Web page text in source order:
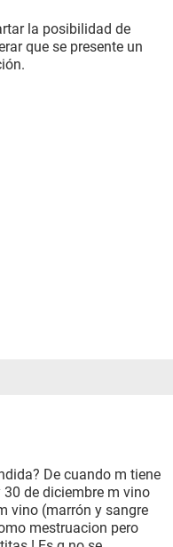
la posibilidad de
que se presente un
De cuando m tiene
de diciembre m vino
vino (marrón y sangre
mestruacion pero